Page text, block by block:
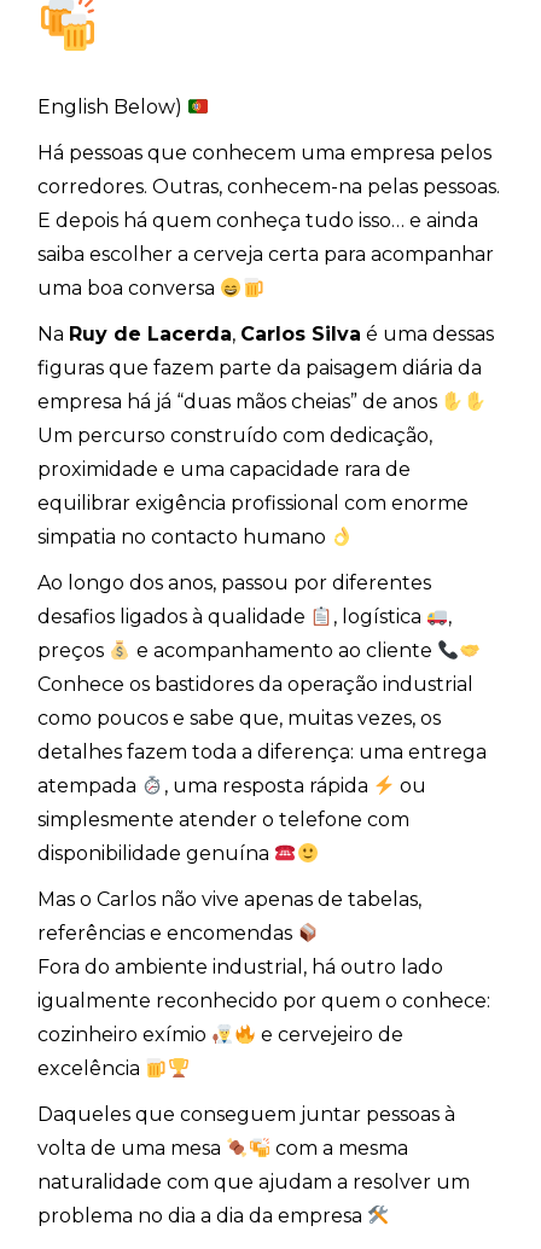
English Below)
Há pessoas que conhecem uma empresa pelos
corredores. Outras, conhecem-na pelas pessoas.
E depois há quem conheça tudo isso… e ainda
saiba escolher a cerveja certa para acompanhar
uma boa conversa
Na Ruy de Lacerda, Carlos Silva é uma dessas
figuras que fazem parte da paisagem diária da
empresa há já “duas mãos cheias” de anos
Um percurso construído com dedicação,
proximidade e uma capacidade rara de
equilibrar exigência profissional com enorme
simpatia no contacto humano
Ao longo dos anos, passou por diferentes
desafios ligados à qualidade
, logística
,
preços
e acompanhamento ao cliente
Conhece os bastidores da operação industrial
como poucos e sabe que, muitas vezes, os
detalhes fazem toda a diferença: uma entrega
atempada
, uma resposta rápida
ou
simplesmente atender o telefone com
disponibilidade genuína
Mas o Carlos não vive apenas de tabelas,
referências e encomendas
Fora do ambiente industrial, há outro lado
igualmente reconhecido por quem o conhece:
cozinheiro exímio
e cervejeiro de
excelência
Daqueles que conseguem juntar pessoas à
volta de uma mesa
com a mesma
naturalidade com que ajudam a resolver um
problema no dia a dia da empresa